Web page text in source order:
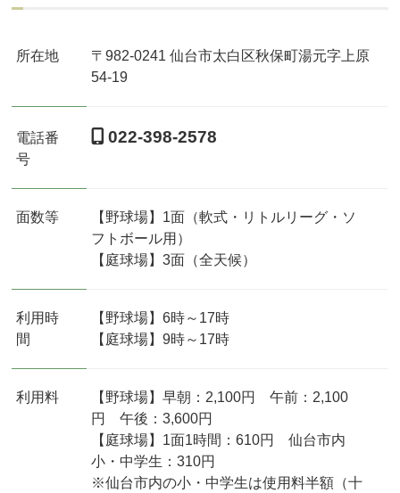
所在地
〒982-0241 仙台市太白区秋保町湯元字上原
54-19
電話番
号
022-398-2578
面数等
【野球場】1面（軟式・リトルリーグ・ソ
フトボール用）
【庭球場】3面（全天候）
利用時
間
【野球場】6時～17時
【庭球場】9時～17時
利用料
【野球場】早朝：2,100円 午前：2,100
円 午後：3,600円
【庭球場】1面1時間：610円 仙台市内
小・中学生：310円
※仙台市内の小・中学生は使用料半額（十